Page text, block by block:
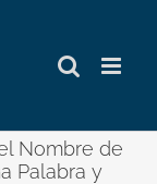
Nombre de
Palabra y